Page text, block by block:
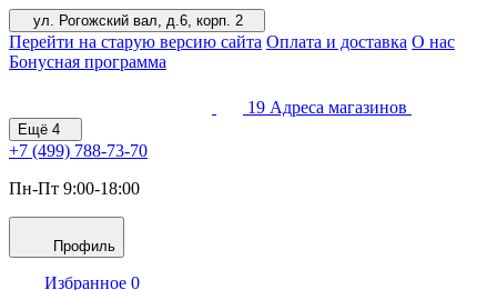
ул. Рогожский вал, д.6, корп. 2
Перейти на старую версию сайта Оплата и доставка О нас
Бонусная программа
19 Адреса магазинов
Ещё 4
+7 (499) 788-73-70
Пн-Пт 9:00-18:00
Профиль
Избранное 0